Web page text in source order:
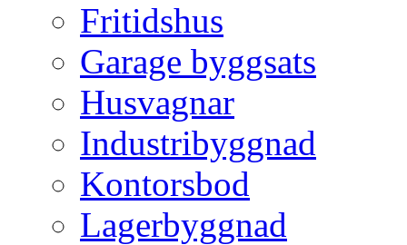
Fritidshus
Garage byggsats
Husvagnar
Industribyggnad
Kontorsbod
Lagerbyggnad